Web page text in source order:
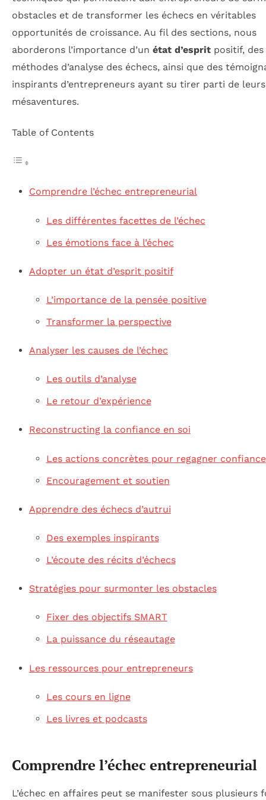
obstacles et de transformer les échecs en véritables
opportunités de croissance. Au fil des sections, nous
aborderons l’importance d’un état d’esprit positif, des
méthodes d’analyse des échecs, ainsi que des
inspirants d’entrepreneurs ayant su tirer parti de leurs
mésaventures.
Table of Contents
Comprendre l’échec entrepreneurial
Les différentes facettes de l’échec
Les émotions face à l’échec
Adopter un état d’esprit positif
L’importance de la pensée positive
Transformer la perspective
Analyser les causes de l’échec
Les outils d’analyse
Le retour d’expérience
Reconstructing la confiance en soi
Les actions concrètes pour regagner confiance
Encouragement et soutien
Apprendre des échecs d’autrui
Des exemples inspirants
L’écoute des récits d’échecs
Stratégies pour surmonter les obstacles
Fixer des objectifs SMART
La puissance du réseautage
Les ressources pour entrepreneurs
Les cours en ligne
Les livres et podcasts
Comprendre l’échec entrepreneurial
L’échec en affaires peut se manifester sous plusieurs